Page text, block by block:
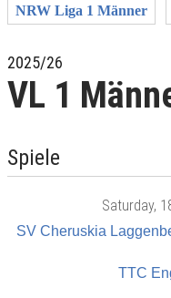
NRW Liga 1 Männer
2025/26
VL 1
Spiele
Saturday,
SV Cheruskia
TTC